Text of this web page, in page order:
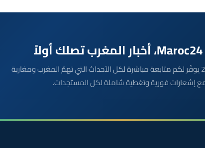
تطبيق أخبار المغرب 24 يوفّر لكم متابعة مباشرة لكل الأحداث التي تهمّ المغرب ومغاربة
إشعارات فورية وتغطية شاملة لكل المستجدات.